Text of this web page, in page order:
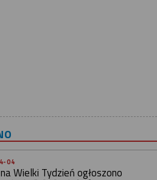
04
Wielki Tydzień ogłoszono